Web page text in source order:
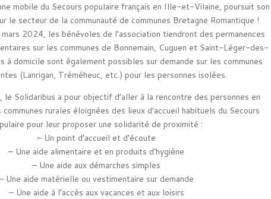
mobile du Secours populaire français en Ille-et-Vilaine, poursuit son
le secteur de la communauté de communes Bretagne Romantique !
2024, les bénévoles de l’association tiendront des permanences
sur les communes de Bonnemain, Cuguen et Saint-Léger-des-
à domicile sont également possibles sur demande sur les communes
(Lanrigan, Tréméheuc, etc.) pour les personnes isolées.
le Solidaribus a pour objectif d’aller à la rencontre des personnes en
rurales éloignées des lieux d’accueil habituels du Secours
pour leur proposer une solidarité de proximité :
– Un point d’accueil et d’écoute
– Une aide alimentaire et en produits d’hygiène
– Une aide aux démarches simples
Une aide matérielle ou vestimentaire sur demande
– Une aide à l’accès aux vacances et aux loisirs